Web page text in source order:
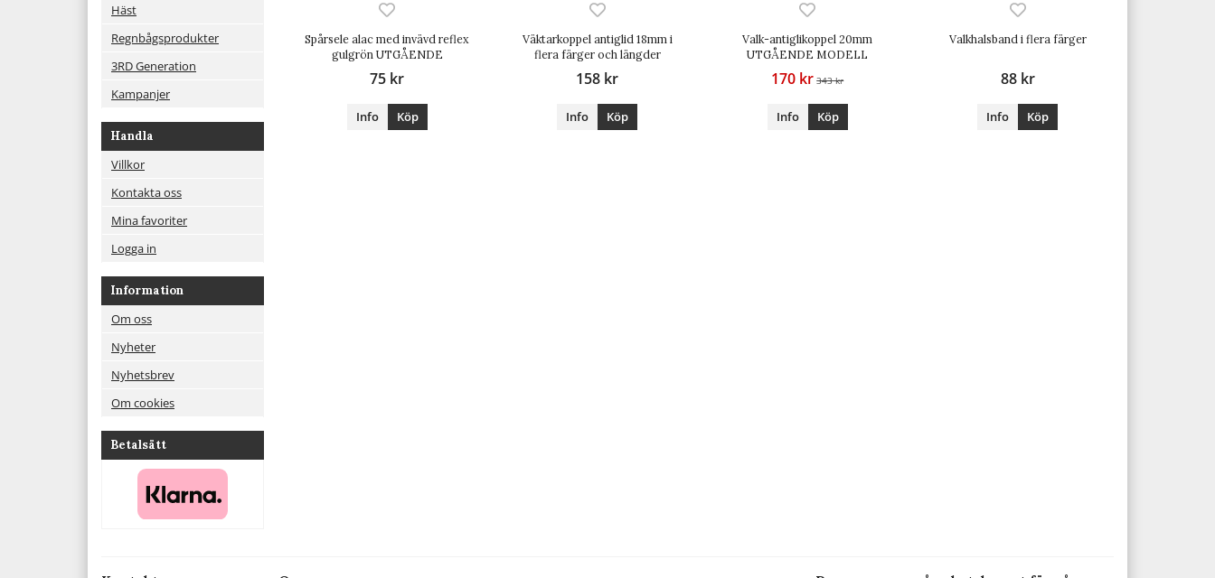
Häst
Regnbågsprodukter
3RD Generation
Kampanjer
Handla
Villkor
Kontakta oss
Mina favoriter
Logga in
Information
Om oss
Nyheter
Nyhetsbrev
Om cookies
Betalsätt
Spårsele alac med invävd reflex
gulgrön UTGÅENDE
75 kr
Info Köp
Väktarkoppel antiglid 18mm i
flera färger och längder
158 kr
Info Köp
Valk-antiglikoppel 20mm
UTGÅENDE MODELL
170 kr 343 kr
Info Köp
Valkhalsband i flera färger
88 kr
Info Köp